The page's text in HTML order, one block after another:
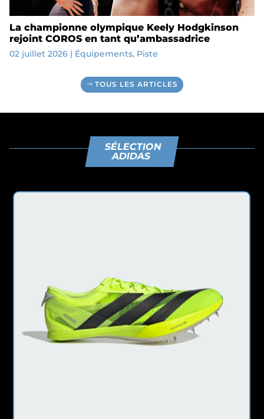
La championne olympique Keely Hodgkinson
rejoint COROS en tant qu’ambassadrice
02 juillet 2026| Équipements, Piste
TOUS LES ARTICLES
SÉLECTION
ADIDAS